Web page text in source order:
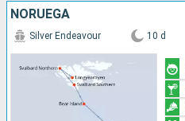
NORUEGA
Silver Endeavour 10 d